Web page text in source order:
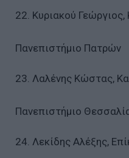
22. Κυριακού Γεώργιος,
Πανεπιστήμιο Πατρών
23. Λαλένης Κώστας,
Πανεπιστήμιο
24. Λεκίδης Αλέξης,